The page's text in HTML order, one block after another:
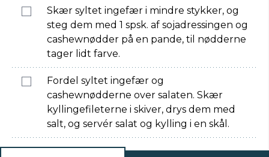
Skær syltet ingefær i mindre stykker, og
steg dem med 1 spsk. af sojadressingen og
cashewnødder på en pande, til nødderne
tager lidt farve.
Fordel syltet ingefær og
cashewnødderne over salaten. Skær
kyllingefileterne i skiver, drys dem med
salt, og servér salat og kylling i en skål.